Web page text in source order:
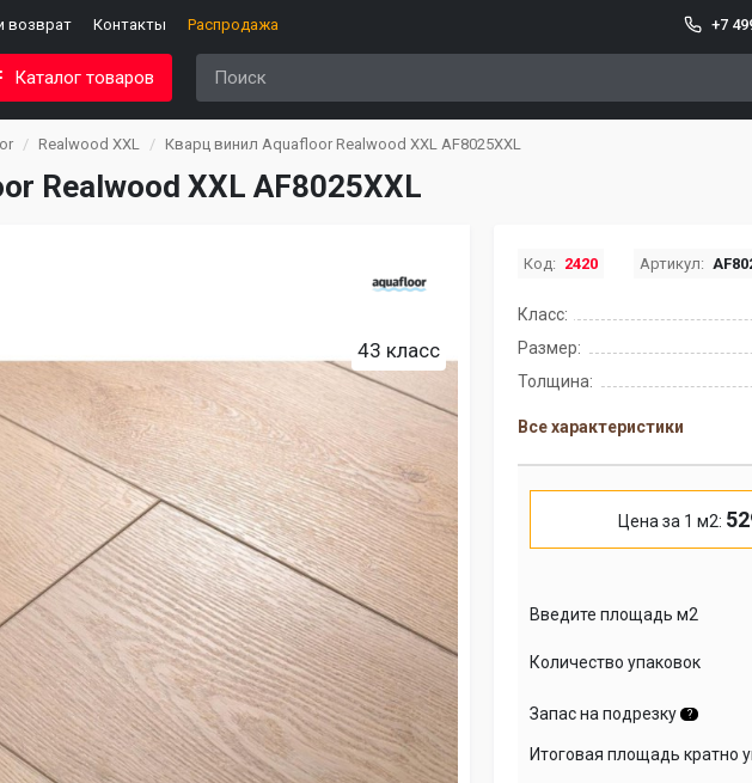
возврат Контакты Распродажа +7
Каталог товаров
Realwood XXL Кварц винил Aquafloor Realwood XXL AF8025XXL
Realwood XXL AF8025XXL
43 класс
Код: 2420 Артикул:
Класс:
Размер:
Толщина:
Все характеристики
Цена за 1 м2:
Введите площадь м2
Количество упаковок
Запас на подрезку ?
Итоговая площадь кратно